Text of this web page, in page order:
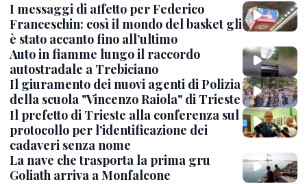
I messaggi di affetto per Federico
Franceschin: così il mondo del basket gli
è stato accanto fino all’ultimo
Auto in fiamme lungo il raccordo
autostradale a Trebiciano
Il giuramento dei nuovi agenti di Polizia
della scuola "Vincenzo Raiola" di Trieste
Il prefetto di Trieste alla conferenza sul
protocollo per l'identificazione dei
cadaveri senza nome
La nave che trasporta la prima gru
Goliath arriva a Monfalcone